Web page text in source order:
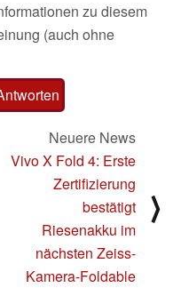
zu diesem
(auch ohne
Neuere News
Vivo X Fold 4: Erste
Zertifizierung
bestätigt
Riesenakku im
nächsten Zeiss-
Kamera-Foldable
⟩